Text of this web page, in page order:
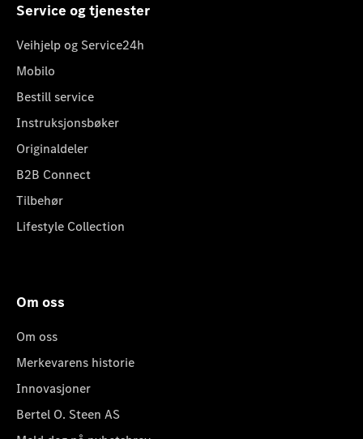
Service og tjenester
Veihjelp og Service24h
Mobilo
Bestill service
Instruksjonsbøker
Originaldeler
B2B Connect
Tilbehør
Lifestyle Collection
Om oss
Om oss
Merkevarens historie
Innovasjoner
Bertel O. Steen AS